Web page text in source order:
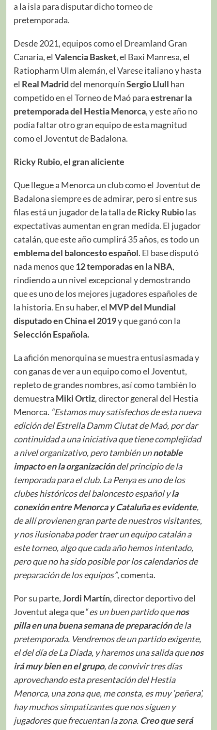
a la isla para disputar dicho torneo de
pretemporada.
Desde 2021, equipos como el Dreamland Gran
Canaria, el Valencia Basket, el Baxi Manresa, el
Ratiopharm Ulm alemán, el Varese italiano y hasta
el Real Madriddel menorquínSergio Llull han
competido en el Torneo de Maó paraestrenar la
pretemporada del Hestia Menorca, y este año no
podía faltar otro gran equipo de esta magnitud
como el Joventut de Badalona.
Ricky Rubio, el gran aliciente
Que llegue a Menorca un club como el Joventut de
Badalona siempre es de admirar, pero si entre sus
filas está un jugador de la talla deRicky Rubiolas
expectativas aumentan en gran medida. El jugador
catalán, que este año cumplirá 35 años, es todo un
emblema del baloncesto español. El base disputó
nada menos que12 temporadas en la NBA,
rindiendo a un nivel excepcional y demostrando
que es uno de los mejores jugadores españoles de
la historia. En su haber, el MVP del Mundial
disputado en China el 2019y que ganó con la
Selección Española.
La afición menorquina se muestra entusiasmada y
con ganas de ver a un equipo como el Joventut,
repleto de grandes nombres, así como también lo
demuestra Miki Ortiz, director general del Hestia
Menorca. “Estamos muy satisfechos de esta nueva
edición del Estrella Damm Ciutat de Maó, por dar
continuidad a una iniciativa que tiene complejidad
a nivel organizativo, pero también unnotable
impacto en la organizacióndel principio de la
temporada para el club. La Penya es uno de los
clubes históricos del baloncesto español yla
conexión entre Menorca y Cataluña es evidente,
de allí provienen gran parte de nuestros visitantes,
y nos ilusionaba poder traer un equipo catalán a
este torneo, algo que cada año hemos intentado,
pero que no ha sido posible por los calendarios de
preparación de los equipos”, comenta.
Por su parte,Jordi Martín,director deportivo del
Joventut alega que “es un buen partido quenos
pilla en una buena semana de preparaciónde la
pretemporada. Vendremos de un partido exigente,
el del día de La Diada, y haremos una salida quenos
irá muy bien en el grupo, de convivir tres días
aprovechando esta presentación del Hestia
Menorca, una zona que, me consta, es muy ‘peñera’,
hay muchos simpatizantes que nos siguen y
jugadores que frecuentan la zona. Creo que será